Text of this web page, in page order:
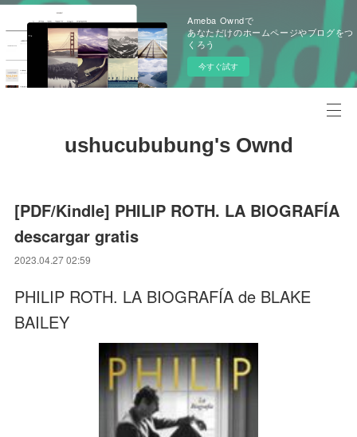
Ameba Owndで
あなただけのホームページやブログをつ
くろう
今すぐ試す
ushucububung's Ownd
[PDF/Kindle] PHILIP ROTH. LA BIOGRAFÍA
descargar gratis
2023.04.27 02:59
PHILIP ROTH. LA BIOGRAFÍA de BLAKE
BAILEY